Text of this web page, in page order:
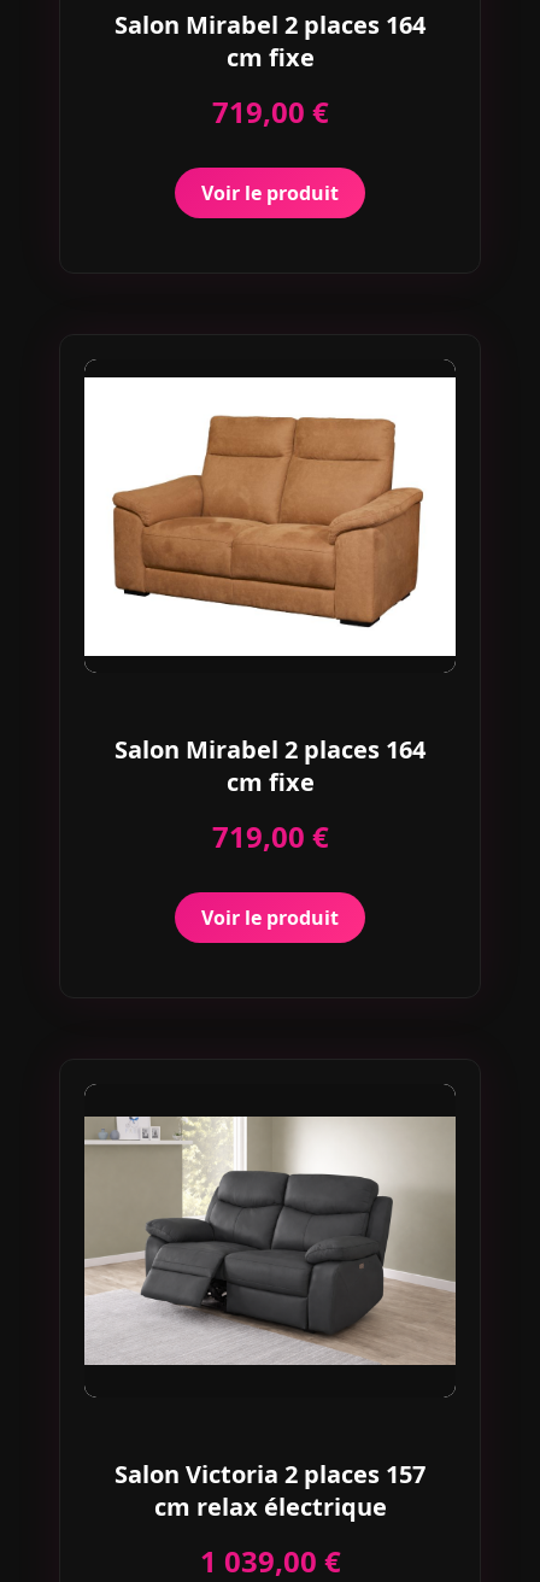
Salon Mirabel 2 places 164
cm fixe
719,00 €
Voir le produit
Salon Mirabel 2 places 164
cm fixe
719,00 €
Voir le produit
Salon Victoria 2 places 157
cm relax électrique
1 039,00 €